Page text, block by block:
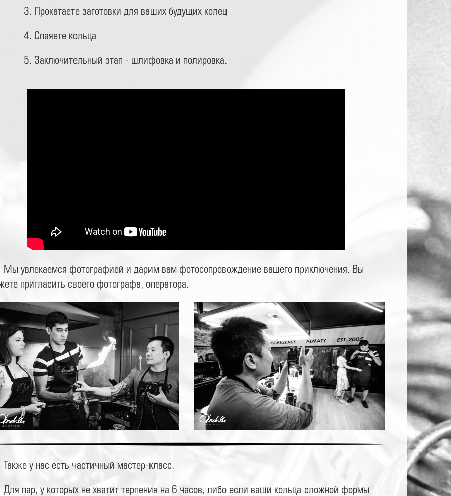
3. Прокатаете заготовки для ваших будущих колец
4. Спаяете кольца
5. Заключительный этап - шлифовка и полировка.
Мы увлекаемся фотографией и дарим вам фотосопровождение вашего приключения. Вы
пригласить своего фотографа, оператора.
Также у нас есть частичный мастер-класс.
Для пар, у которых не хватит терпения на 6 часов, либо если ваши кольца сложной формы